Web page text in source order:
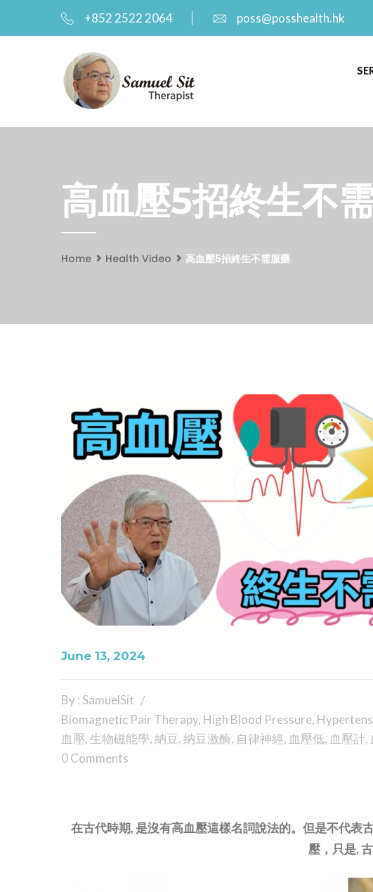
+852 2522 2064 poss@posshealth.hk
高血壓5招終生不
Home Health Video 高血壓5招終生不需服藥
June 13, 2024
By : SamuelSit
Biomagnetic Pair Therapy, High Blood Pressure,
血壓, 生物磁能學,納豆,納豆激酶, 自律神經, 血壓低, 血壓計,
0 Comments
在古代時期, 是沒有高血壓這樣名詞說法的。但是不代表
壓，只是,